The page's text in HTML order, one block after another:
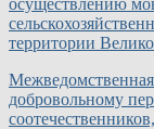
территории
добровольному